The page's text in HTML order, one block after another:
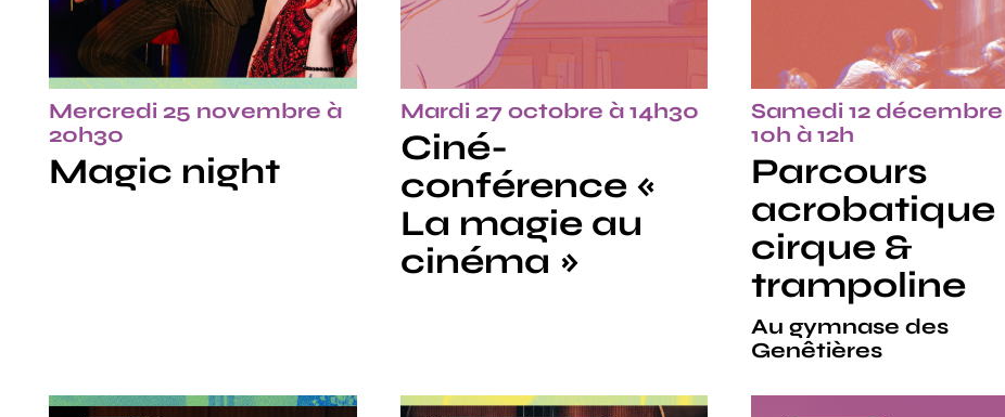
Mercredi 25 novembre à
20h30
Magic night
Mardi 27 octobre à 14h30
Ciné-
conférence «
La magie au
cinéma »
Samedi 12
10h à 12h
Parcours
acrobatique
cirque &
trampoline
Au gymnase des
Genêtières